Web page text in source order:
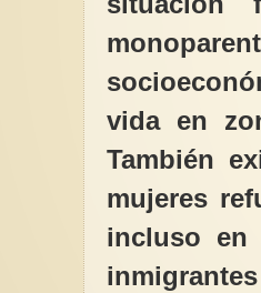
vida en
También
mujeres
incluso